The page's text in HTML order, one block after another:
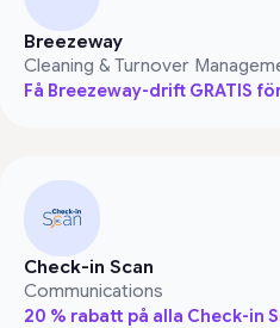
Breezeway
Cleaning & Turnover
Få Breezeway-drift GRATIS
Check-in Scan
Communications
20 % rabatt på alla Check-in